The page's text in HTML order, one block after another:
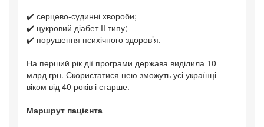
✔️ серцево-судинні хвороби;
✔️ цукровий діабет ІІ типу;
✔️ порушення психічного здоров’я.
На перший рік дії програми держава виділила 10
млрд грн. Скористатися нею зможуть усі українці
віком від 40 років і старше.
Маршрут пацієнта